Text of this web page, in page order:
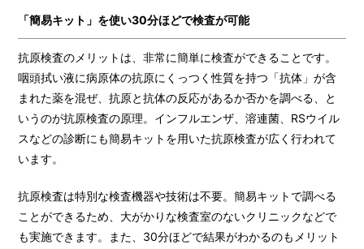
「簡易キット」を使い30分ほどで検査が可能
抗原検査のメリットは、非常に簡単に検査ができることです。
咽頭拭い液に病原体の抗原にくっつく性質を持つ「抗体」が含
まれた薬を混ぜ、抗原と抗体の反応があるか否かを調べる、と
いうのが抗原検査の原理。インフルエンザ、溶連菌、RSウイル
スなどの診断にも簡易キットを用いた抗原検査が広く行われて
います。
抗原検査は特別な検査機器や技術は不要。簡易キットで調べる
ことができるため、大がかりな検査室のないクリニックなどで
も実施できます。また、30分ほどで結果がわかるのもメリット